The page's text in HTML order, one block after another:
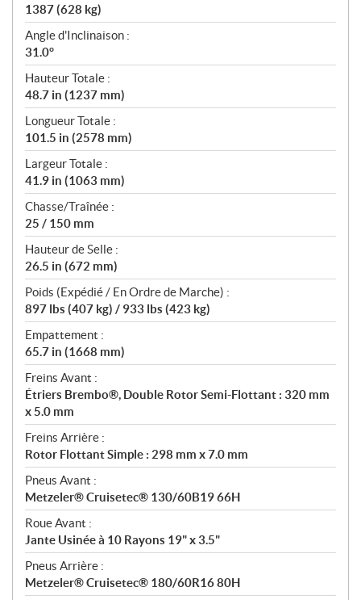
1387 (628 kg)
Angle d'Inclinaison :
31.0°
Hauteur Totale :
48.7 in (1237 mm)
Longueur Totale :
101.5 in (2578 mm)
Largeur Totale :
41.9 in (1063 mm)
Chasse/Traînée :
25 / 150 mm
Hauteur de Selle :
26.5 in (672 mm)
Poids (Expédié / En Ordre de Marche) :
897 lbs (407 kg) / 933 lbs (423 kg)
Empattement :
65.7 in (1668 mm)
Freins Avant :
Étriers Brembo®, Double Rotor Semi-Flottant : 320 mm
x 5.0 mm
Freins Arrière :
Rotor Flottant Simple : 298 mm x 7.0 mm
Pneus Avant :
Metzeler® Cruisetec® 130/60B19 66H
Roue Avant :
Jante Usinée à 10 Rayons 19" x 3.5"
Pneus Arrière :
Metzeler® Cruisetec® 180/60R16 80H